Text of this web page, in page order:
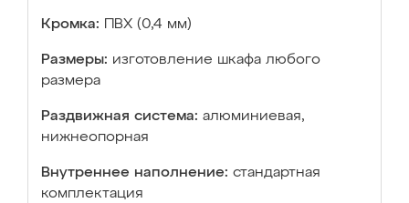
Кромка: ПВХ (0,4 мм)
Размеры: изготовление шкафа любого
размера
Раздвижная система: алюминиевая,
нижнеопорная
Внутреннее наполнение: стандартная
комплектация